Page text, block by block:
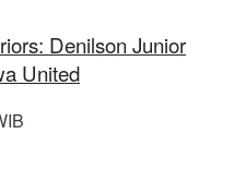
Denilson Junior
United